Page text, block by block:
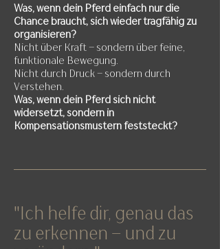
Was, wenn dein Pferd einfach nur die
Chance braucht, sich wieder tragfähig zu
organisieren?
Nicht über Kraft – sondern über feine,
funktionale Bewegung.
Nicht durch Druck – sondern durch
Verstehen.
Was, wenn dein Pferd sich nicht
widersetzt, sondern in
Kompensationsmustern feststeckt?
"Ich helfe dir, genau das
zu erkennen – und zu